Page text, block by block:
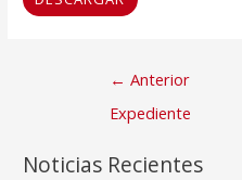
Navegación
← Anterior
Expediente
Noticias Recientes